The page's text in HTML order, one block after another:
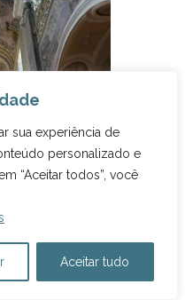
sua experiência de
personalizado e
“Aceitar todos”, você
Aceitar tudo
Foto: Marcelle